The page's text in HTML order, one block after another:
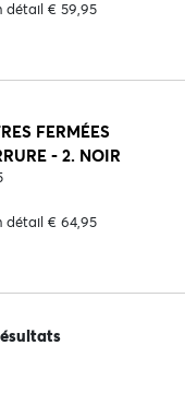
détail € 59,95
FERMÉES
- 2. NOIR
détail € 64,95